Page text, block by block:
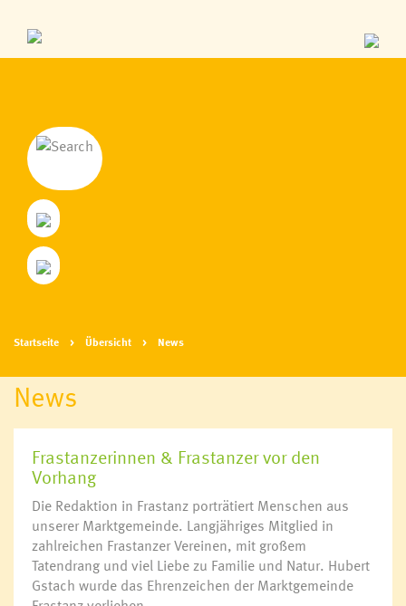
Startseite Übersicht News
News
Frastanzerinnen & Frastanzer vor den
Vorhang
Die Redaktion in Frastanz porträtiert Menschen aus
unserer Marktgemeinde. Langjähriges Mitglied in
zahlreichen Frastanzer Vereinen, mit großem
Tatendrang und viel Liebe zu Familie und Natur. Hubert
Gstach wurde das Ehrenzeichen der Marktgemeinde